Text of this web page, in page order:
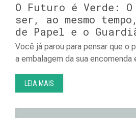
O Futuro é Verde:
ser, ao mesmo
de Papel e o
Você já parou para pensar que o
a embalagem da sua
LEIA MAIS